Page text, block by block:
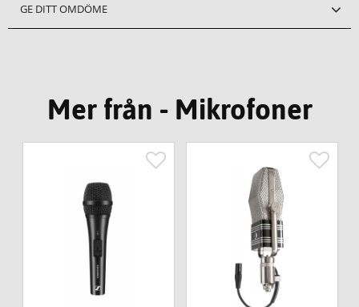
GE DITT OMDÖME
Mer från - Mikrofoner